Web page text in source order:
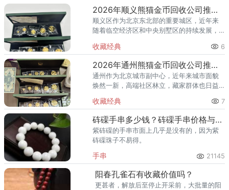
藏，熊猫金币凭借其国家法定货币
2026年顺义熊猫金币回收公司推荐 顺义回收熊猫金币渠道
顺义区作为北京东北部的重要城区，近年来
随着临空经济区和中央别墅区的持续发展，
量也在稳步增长。然而，不少顺义藏家在考
虑出手熊猫金币时，总会遇到一
收藏经典 6
2026年通州熊猫金币回收公司推荐 通州出手熊猫金币藏家该选哪家？
通州作为北京城市副中心，近年来城市面貌
焕然一新，高端社区林立，藏家群体也日益
爱琴海购物公园，从行政办公区到运河商务
区，关注钱币收藏的人越来越多
收藏经典 7
砗磲手串多少钱？砗磲手串价格与图片
紫砗磲的手串市面上几乎是没有的，因为紫
砗磲珠子不易得。
手串 21145
阳春孔雀石有收藏价值吗？
更甚者，解放后至停止开采前，大批量的阳